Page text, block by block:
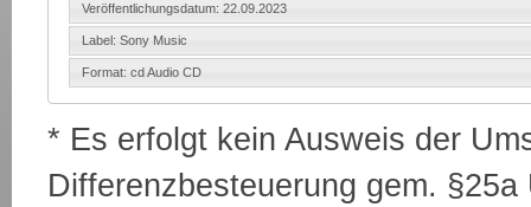
Veröffentlichungsdatum: 22.09.2023
Label: Sony Music
Format: cd Audio CD
* Es erfolgt kein Ausweis der
Differenzbesteuerung gem.